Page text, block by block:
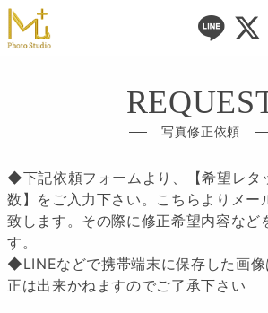
写真修正依頼
◆下記依頼フォームより、【希望レタ
数】をご入力下さい。こちらよりメー
致します。その際に修正希望内容など
す。
◆LINEなどで携帯端末に保存した画
正は出来かねますのでご了承下さい